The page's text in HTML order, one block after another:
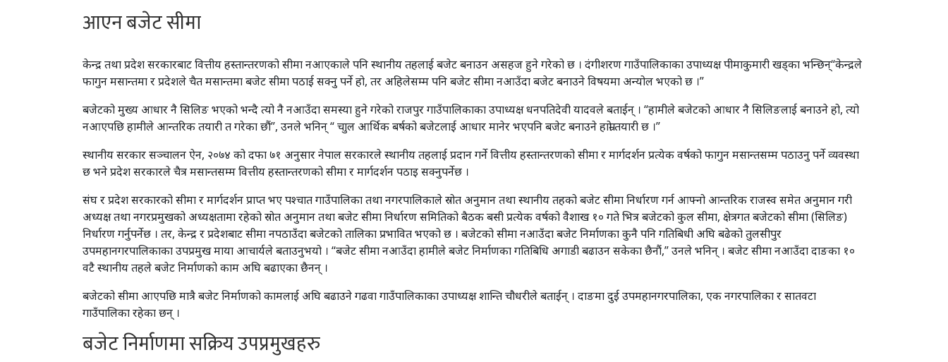
आएन बजेट सीमा
केन्द्र तथा प्रदेश सरकारबाट वित्तीय हस्तान्तरणको सीमा नआएकाले पनि स्थानीय तहलाई बजेट बनाउन असहज हुने गरेको छ । दंगीशरण गाउँपालिकाका उपाध्यक्ष पीमाकुमारी खड्का भन्छिन्“केन्द्रले
फागुन मसान्तमा र प्रदेशले चैत मसान्तमा बजेट सीमा पठाई सक्नु पर्ने हो, तर अहिलेसम्म पनि बजेट सीमा नआउँदा बजेट बनाउने विषयमा अन्योल भएको छ ।”
बजेटको मुख्य आधार नै सिलिङ भएको भन्दै त्यो नै नआउँदा समस्या हुने गरेको राजपुर गाउँपालिकाका उपाध्यक्ष धनपतिदेवी यादवले बताईन् । “हामीले बजेटको आधार नै सिलिङलाई बनाउने हो, त्यो
नआएपछि हामीले आन्तरिक तयारी त गरेका छौं”, उनले भनिन् “ चाुल आर्थिक बर्षको बजेटलाई आधार मानेर भएपनि बजेट बनाउने हाम्रो तयारी छ ।”
स्थानीय सरकार सञ्चालन ऐन, २०७४ को दफा ७१ अनुसार नेपाल सरकारले स्थानीय तहलाई प्रदान गर्ने वित्तीय हस्तान्तरणको सीमा र मार्गदर्शन प्रत्येक वर्षको फागुन मसान्तसम्म पठाउनु पर्ने व्यवस्था
छ भने प्रदेश सरकारले चैत्र मसान्तसम्म वित्तीय हस्तान्तरणको सीमा र मार्गदर्शन पठाइ सक्नुपर्नेछ ।
संघ र प्रदेश सरकारको सीमा र मार्गदर्शन प्राप्त भए पश्चात गाउँपालिका तथा नगरपालिकाले स्रोत अनुमान तथा स्थानीय तहको बजेट सीमा निर्धारण गर्न आफ्नो आन्तरिक राजस्व समेत अनुमान गरी
अध्यक्ष तथा नगरप्रमुखको अध्यक्षतामा रहेको स्रोत अनुमान तथा बजेट सीमा निर्धारण समितिको बैठक बसी प्रत्येक वर्षको वैशाख १० गते भित्र बजेटको कुल सीमा, क्षेत्रगत बजेटको सीमा (सिलिङ)
निर्धारण गर्नुपर्नेछ । तर, केन्द्र र प्रदेशबाट सीमा नपठाउँदा बजेटको तालिका प्रभावित भएको छ । बजेटको सीमा नआउँदा बजेट निर्माणका कुनै पनि गतिबिधी अघि बढेको तुलसीपुर
उपमहानगरपालिकाका उपप्रमुख माया आचार्यले बताउनुभयो । “बजेट सीमा नआउँदा हामीले बजेट निर्माणका गतिबिधि अगाडी बढाउन सकेका छैनौं,” उनले भनिन् । बजेट सीमा नआउँदा दाङका १०
वटै स्थानीय तहले बजेट निर्माणको काम अघि बढाएका छैनन् ।
बजेटको सीमा आएपछि मात्रै बजेट निर्माणको कामलाई अघि बढाउने गढवा गाउँपालिकाका उपाध्यक्ष शान्ति चौधरीले बताईन् । दाङमा दुई उपमहानगरपालिका, एक नगरपालिका र सातवटा
गाउँपालिका रहेका छन् ।
बजेट निर्माणमा सक्रिय उपप्रमुखहरु